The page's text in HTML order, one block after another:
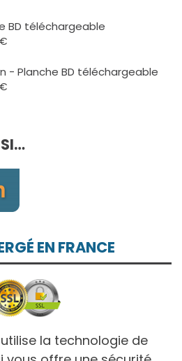
10,00€
prix :
10,00€
BD téléchargeable
€
prix :
- Planche BD téléchargeable
€
à
EN FRANCE
la technologie de